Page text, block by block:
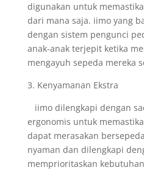
digunakan untuk
dari mana saja. iimo yang
dengan sistem pengunci
anak-anak terjepit ketika
mengayuh sepeda mereka
3. Kenyamanan Ekstra
iimo dilengkapi dengan
ergonomis untuk
dapat merasakan
nyaman dan dilengkapi
memprioritaskan